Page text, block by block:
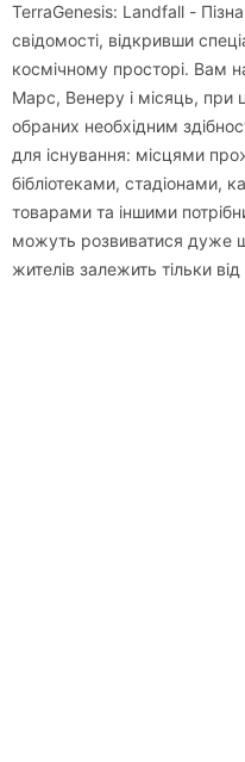
TerraGenesis: Landfall -
свідомості, відкривши
космічному просторі. Вам
Марс, Венеру і місяць, при
обраних необхідним
для існування: місцями
бібліотеками, стадіонами,
товарами та іншими
можуть розвиватися дуже
жителів залежить тільки